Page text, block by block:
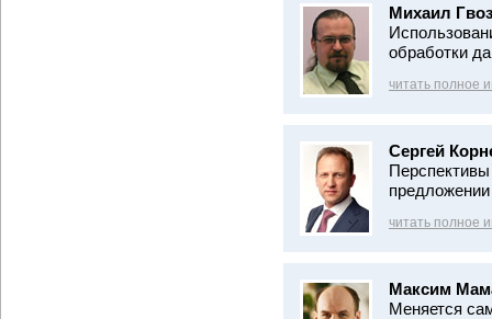
Михаил
обработки
читать полное
Сергей
читать полное
Максим
Меняется